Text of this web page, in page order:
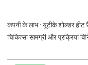
कंपनी के लाभ · यूटीके शोल्डर हीट
चिकित्सा सामग्री और प्रक्रिया